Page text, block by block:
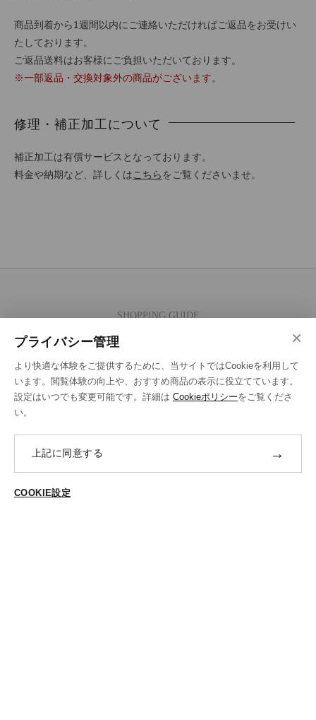
商品到着から1週間以内にご連絡いただければご返品をお受けい
たしております。
ご返品送料はお客様にご負担いただいております。
※一部返品・交換対象外の商品がございます。
修理・補正加工について
補正加工は有償サービスとなっております。
料金や納期など、詳しくは こちら をご覧くださいませ。
SHOPPING GUIDE
送料・ラッピング·配送方法
×
プライバシー管理
より快適な体験をご提供するために、当サイトではCookieを利用して
います。閲覧体験の向上や、おすすめ商品の表示に役立てています。
設定はいつでも変更可能です。詳細は Cookieポリシーをご覧くださ
い。
上記に同意する →
COOKIE設定